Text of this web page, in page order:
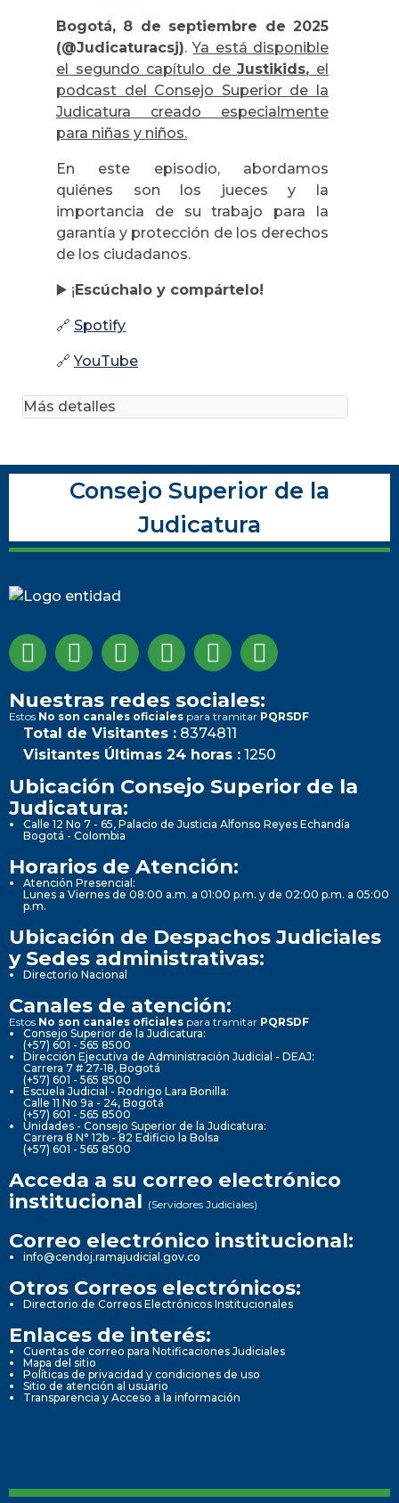
Bogotá, 8 de septiembre de 2025
(@Judicaturacsj).Ya está disponible
el segundo capítulo deJustikids, el
podcast del Consejo Superior de la
Judicatura creado especialmente
para niñas y niños.
En este episodio, abordamos
quiénes son los jueces y la
importancia de su trabajo para la
garantía y protección de los derechos
de los ciudadanos.
▶️ ¡Escúchalo y compártelo!
🔗 Spotify
🔗 YouTube
Más detalles
Consejo Superior de la
Judicatura
Nuestras redes sociales:
Estos No son canales oficiales para tramitar PQRSDF
Total de Visitantes : 8374811
Visitantes Últimas 24 horas : 1250
Ubicación Consejo Superior de la
Judicatura:
Calle 12 No 7 - 65, Palacio de Justicia Alfonso Reyes Echandía
Bogotá - Colombia
Horarios de Atención:
Atención Presencial:
Lunes a Viernes de 08:00 a.m. a 01:00 p.m. y de 02:00 p.m. a 05:00
p.m.
Ubicación de Despachos Judiciales
y Sedes administrativas:
Directorio Nacional
Canales de atención:
Estos No son canales oficiales para tramitar PQRSDF
Consejo Superior de la Judicatura:
(+57) 601 - 565 8500
Dirección Ejecutiva de Administración Judicial - DEAJ:
Carrera 7 # 27-18, Bogotá
(+57) 601 - 565 8500
Escuela Judicial - Rodrigo Lara Bonilla:
Calle 11 No 9a - 24, Bogotá
(+57) 601 - 565 8500
Unidades - Consejo Superior de la Judicatura:
Carrera 8 N° 12b - 82 Edificio la Bolsa
(+57) 601 - 565 8500
Acceda a su correo electrónico
institucional (Servidores Judiciales)
Correo electrónico institucional:
info@cendoj.ramajudicial.gov.co
Otros Correos electrónicos:
Directorio de Correos Electrónicos Institucionales
Enlaces de interés:
Cuentas de correo para Notificaciones Judiciales
Mapa del sitio
Políticas de privacidad y condiciones de uso
Sitio de atención al usuario
Transparencia y Acceso a la información